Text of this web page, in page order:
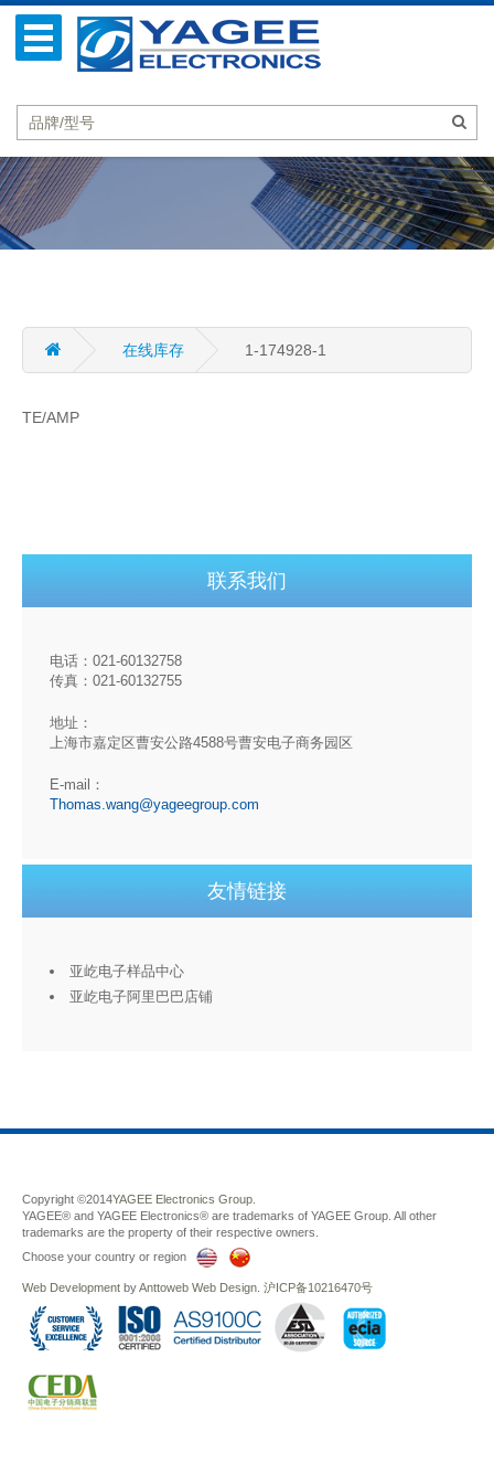
在线库存 1-174928-1
TE/AMP
联系我们
电话：021-60132758
传真：021-60132755
地址：
上海市嘉定区曹安公路4588号曹安电子商务园区
E-mail：
Thomas.wang@yageegroup.com
友情链接
亚屹电子样品中心
亚屹电子阿里巴巴店铺
Copyright ©2014YAGEE Electronics Group.
YAGEE® and YAGEE Electronics® are trademarks of YAGEE Group. All other
trademarks are the property of their respective owners.
Choose your country or region
Web Development byAnttoweb Web Design 沪ICP备10216470号